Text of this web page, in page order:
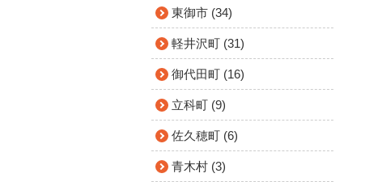
東御市 (34)
軽井沢町 (31)
御代田町 (16)
立科町 (9)
佐久穂町 (6)
青木村 (3)